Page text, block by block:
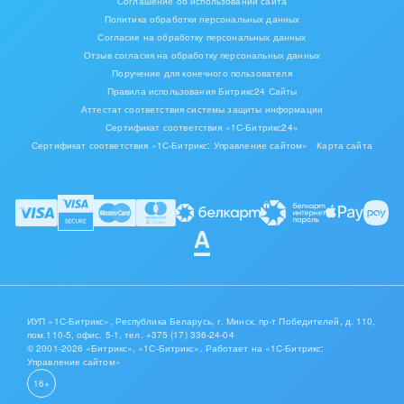
федеральный закон. Данное поле позволяет указать
один или несколько федеральных законов, в
соответствии с которым размещается заявка на
закупку
диапазон начальной максимальной цены. Позволяет
строго указать нижнюю и верхнюю границы, в пределах
которой должна находиться начальная максимальная
цена закупки, указанная в заявке. Также
закупки не должна превышать ….”
В приложении предусмотрено 2 варианта импорта заявок:
Автоматический, если в настройках приложения
тендеры”.
Политика обработки персональных данных
Согласие на обработку персональных данных
Отзыв согласия на обработку персональных данных
Поручение для конечного пользователя
Правила использования Битрикс24 Сайты
Аттестат соответствия системы защиты информации
Сертификат соответствия «1С-Битрикс24»
Сертификат соответствия «1С-Битрикс: Управление сайтом»
Карта сайта
ИУП «1С-Битрикс», Республика Беларусь, г. Минск, пр-т Победителей, д. 110,
пом.110-5, офис. 5-1,тел. +375 (17) 336-24-04
© 2001-2026 «Битрикс», «1С-Битрикс». Работает на «1С-Битрикс:
Управление сайтом»
16+